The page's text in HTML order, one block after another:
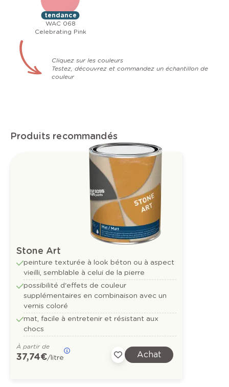
tendance
WAC 068
Celebrating Pink
Cliquez sur les couleurs
Testez, découvrez et commandez un échantillon de
couleur
Produits recommandés
Stone Art
peinture texturée à look béton ou à aspect
vieilli, semblable à celui de la pierre
possibilité d'effets de couleur
supplémentaires en combinaison avec un
vernis coloré
mat, facile à entretenir et résistant aux
chocs
À partir de
37,74 €/litre Achat